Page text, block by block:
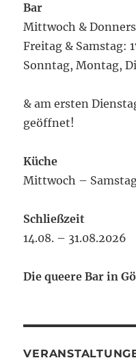
Bar
Mittwoch &
Freitag & Samstag:
Sonntag, Montag,
& am ersten
geöffnet!
Küche
Mittwoch –
Schließzeit
14.08. – 31.08.2026
Die queere Bar in